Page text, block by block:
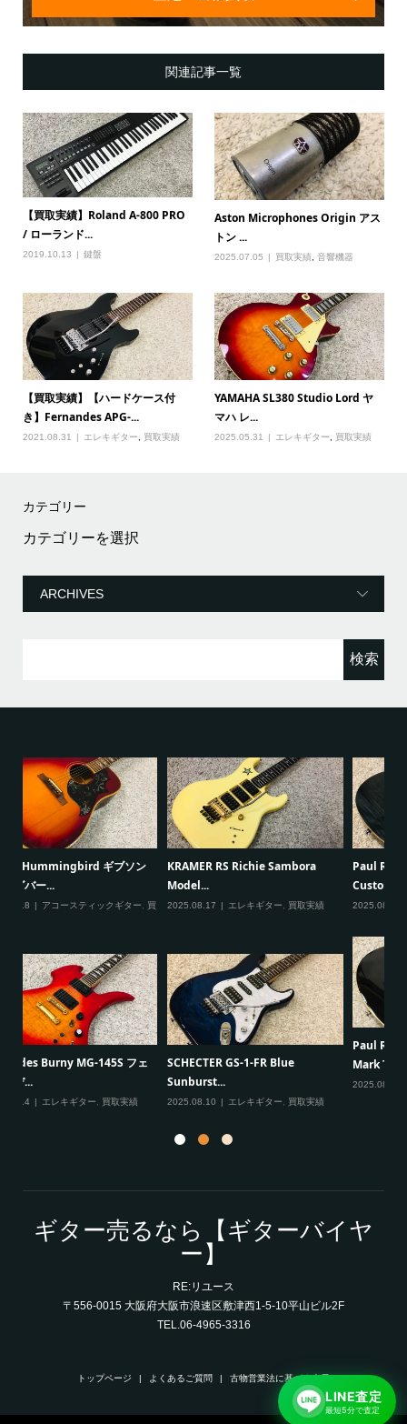
関連記事一覧
【買取実績】Roland A-800 PRO
/ ローランド...
2019.10.13 鍵盤
Aston Microphones Origin アス
トン ...
2025.07.05 買取実績 ,音響機器
【買取実績】【ハードケース付
き】Fernandes APG-...
2021.08.31 エレキギター 買取実績
YAMAHA SL380 Studio Lord ヤ
マハ レ...
2025.05.31 エレキギター 買取実績
カテゴリー
カ
テ
リ
Paul Reed Smith(PRS) SE
Custom...
2025.08.09 エレキギター, 買取実績
VOX mini5 Rhythm ヴォックス モ
デリングアン...
2025.08.09 アンプ,買取実績
Paul Reed Smith（PRS） SE
Mark T...
2025.08.08 買取実績
VanZandt JBV Jazz Bass ヴァンザ
ント ...
2025.08.07
ギター売るなら【ギターバイヤ
ー】
RE:リユース
〒556-0015 大阪府大阪市浪速区敷津西1-5-10平山ビル2F
TEL.06-4965-3316
トップページ よくあるご質問 古物営業法に基づく表示
LINE査定
最短5分で査定